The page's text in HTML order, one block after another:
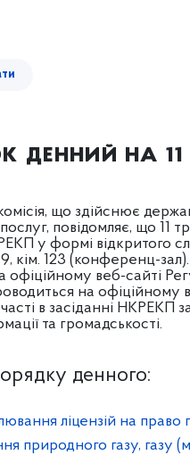
денний на 11
що здійснює
повідомляє, що 11
у формі відкритого
кім. 123 (конференц-
офіційному веб-сайті
на офіційному
в засіданні НКРЕКП
та громадськості.
денного:
ліцензій на право
природного газу, газу